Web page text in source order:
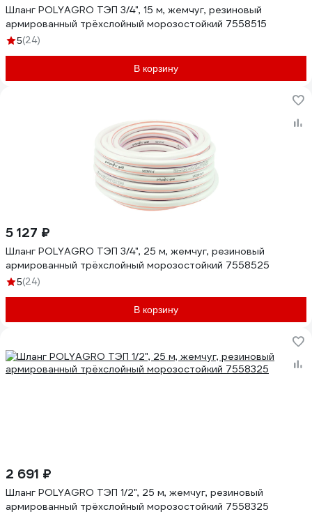
Шланг POLYAGRO ТЭП 3/4", 15 м, жемчуг, резиновый
армированный трёхслойный морозостойкий 7558515
5(24)
В корзину
5 127 ₽
Шланг POLYAGRO ТЭП 3/4", 25 м, жемчуг, резиновый
армированный трёхслойный морозостойкий 7558525
5(24)
В корзину
2 691 ₽
Шланг POLYAGRO ТЭП 1/2", 25 м, жемчуг, резиновый
армированный трёхслойный морозостойкий 7558325